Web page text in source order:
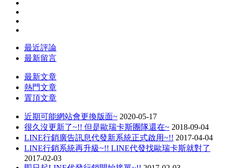
最近評論
最新留言
最新文章
熱門文章
置頂文章
近期可能網站會更換版面~ 2020-05-17
很久沒更新了~!! 但是歐瑞卡斯團隊還在~ 2018-09-04
LINE行銷廣告訊息代發新系統正式啟用~!! 2017-04-04
LINE行銷系統再升級~!! LINE代發找歐瑞卡斯就對了
2017-02-03